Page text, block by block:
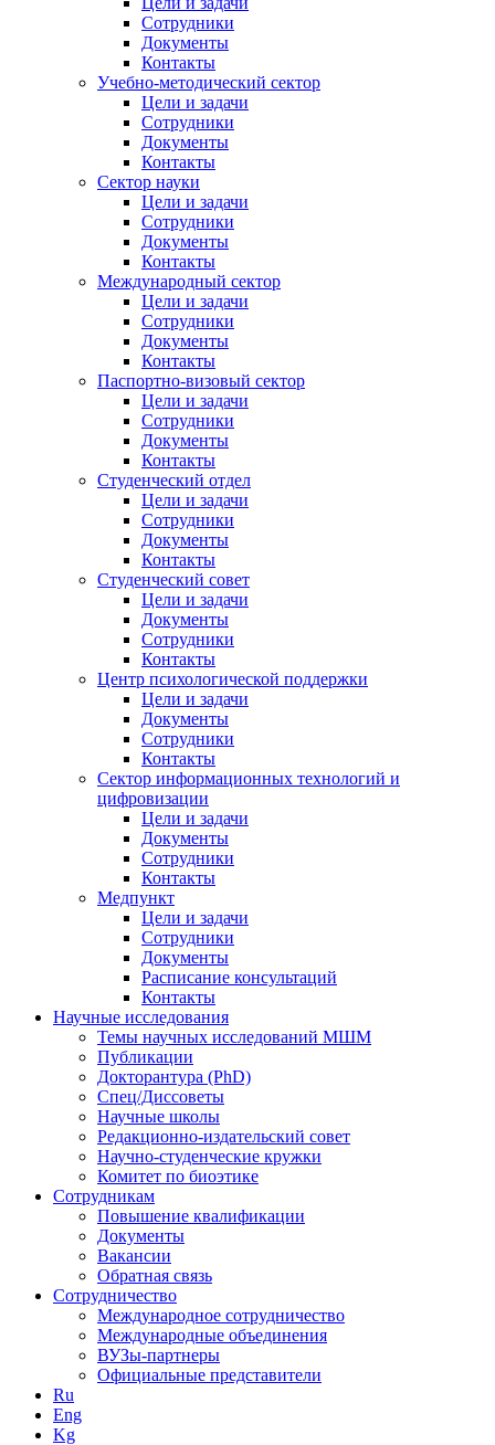
Сотрудники
Документы
Контакты
Учебно-методический сектор
Цели и задачи
Сотрудники
Документы
Контакты
Сектор науки
Цели и задачи
Сотрудники
Документы
Контакты
Международный сектор
Цели и задачи
Сотрудники
Документы
Контакты
Паспортно-визовый сектор
Цели и задачи
Сотрудники
Документы
Контакты
Студенческий отдел
Цели и задачи
Сотрудники
Документы
Контакты
Студенческий совет
Цели и задачи
Документы
Сотрудники
Контакты
Центр психологической поддержки
Цели и задачи
Документы
Сотрудники
Контакты
Сектор информационных технологий и
цифровизации
Цели и задачи
Документы
Сотрудники
Контакты
Медпункт
Цели и задачи
Сотрудники
Документы
Расписание консультаций
Контакты
Научные исследования
Темы научных исследований МШМ
Публикации
Докторантура (PhD)
Спец/Диссоветы
Научные школы
Редакционно-издательский совет
Научно-студенческие кружки
Комитет по биоэтике
Сотрудникам
Повышение квалификации
Документы
Вакансии
Обратная связь
Сотрудничество
Международное сотрудничество
Международные объединения
ВУЗы-партнеры
Официальные представители
Ru
Eng
Kg